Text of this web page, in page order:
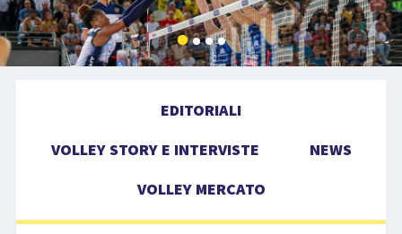
HOME
EDITORIALI
VOLLEY MERCATO
COMPETIZIONI
EDITORIALI
VOLLEY STORY E INTERVISTE
NEWS
VOLLEY MERCATO